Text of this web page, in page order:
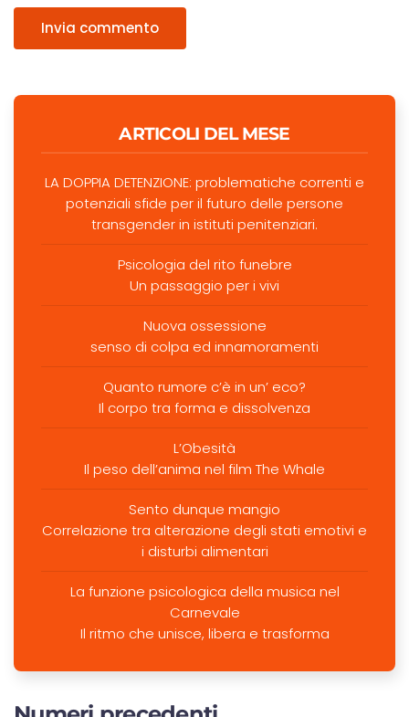
Invia commento
ARTICOLI DEL MESE
LA DOPPIA DETENZIONE: problematiche correnti e
potenziali sfide per il futuro delle persone
transgender in istituti penitenziari.
Psicologia del rito funebre
Un passaggio per i vivi
Nuova ossessione
senso di colpa ed innamoramenti
Quanto rumore c’è in un’ eco?
Il corpo tra forma e dissolvenza
L’Obesità
Il peso dell’anima nel film The Whale
Sento dunque mangio
Correlazione tra alterazione degli stati emotivi e
i disturbi alimentari
La funzione psicologica della musica nel
Carnevale
Il ritmo che unisce, libera e trasforma